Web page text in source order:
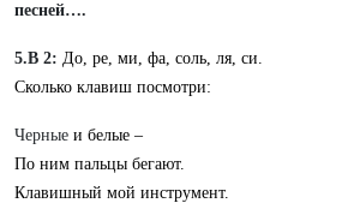
песней….
5.В 2: До, ре, ми, фа, соль, ля, си.
Сколько клавиш посмотри:
Черные и белые –
По ним пальцы бегают.
Клавишный мой инструмент.